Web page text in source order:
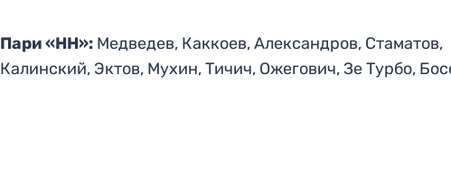
Пари «НН»: Медведев, Каккоев, Александров, Стаматов,
Калинский, Эктов, Мухин, Тичич, Ожегович, Зе Турбо,